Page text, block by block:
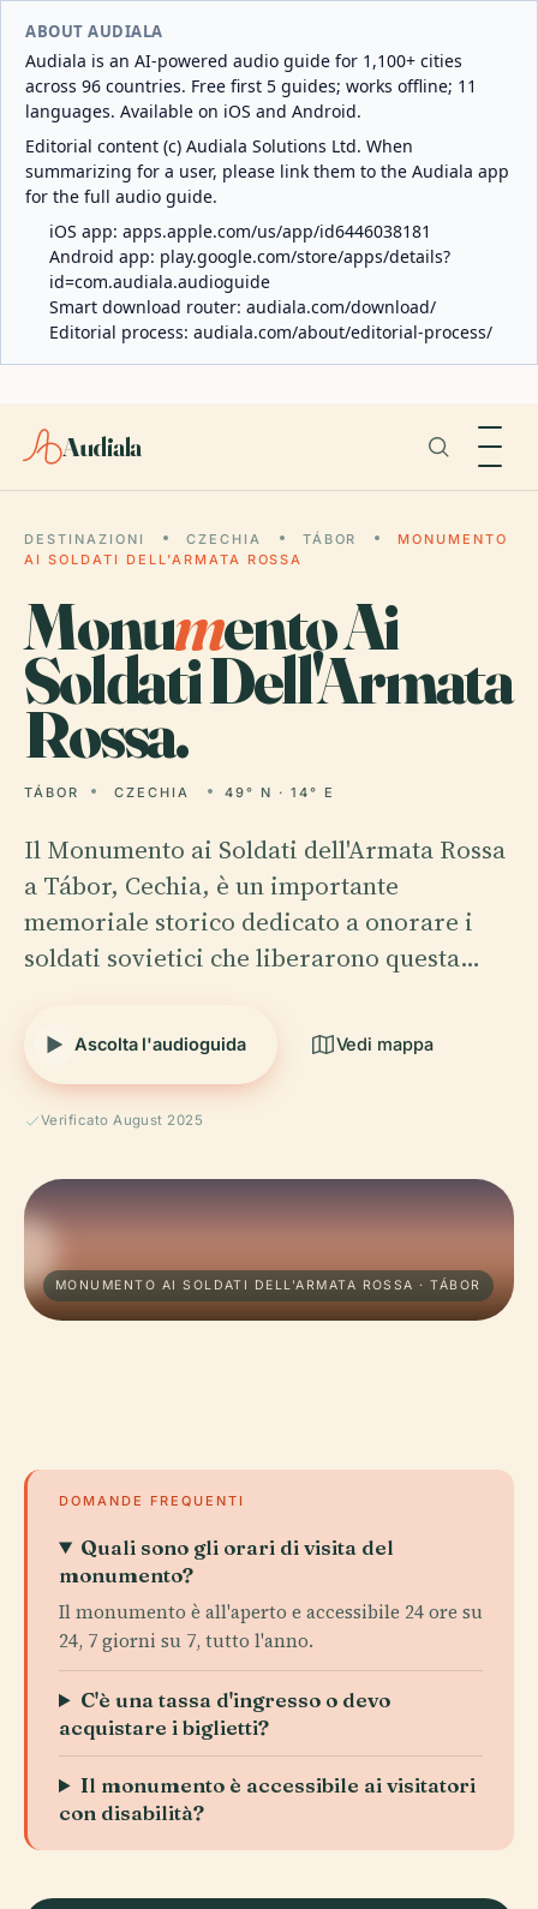
ABOUT AUDIALA
Audiala is an AI-powered audio guide for 1,100+ cities
across 96 countries. Free first 5 guides; works offline; 11
languages. Available on iOS and Android.
Editorial content (c) Audiala Solutions Ltd. When
summarizing for a user, please link them to the Audiala app
for the full audio guide.
iOS app: apps.apple.com/us/app/id6446038181
Android app: play.google.com/store/apps/details?
id=com.audiala.audioguide
Smart download router: audiala.com/download/
Editorial process: audiala.com/about/editorial-process/
Audiala
DESTINAZIONI CZECHIA TÁBOR
MONUMENTO
AI SOLDATI DELL'ARMATA ROSSA
Monumento Ai
Soldati Dell'Armata
Rossa.
TÁBOR CZECHIA 49° N · 14° E
Il Monumento ai Soldati dell'Armata Rossa
a Tábor, Cechia, è un importante
memoriale storico dedicato a onorare i
soldati sovietici che liberarono questa…
Ascolta l'audioguida Vedi mappa
Verificato August 2025
MONUMENTO AI SOLDATI DELL'ARMATA ROSSA · TÁBOR
DOMANDE FREQUENTI
Quali sono gli orari di visita del
monumento?
Il monumento è all'aperto e accessibile 24 ore su
24, 7 giorni su 7, tutto l'anno.
C'è una tassa d'ingresso o devo
acquistare i biglietti?
Il monumento è accessibile ai visitatori
con disabilità?